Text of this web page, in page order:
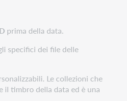
D prima della data.
specifici dei file delle
Le collezioni che
il timbro della data ed è una